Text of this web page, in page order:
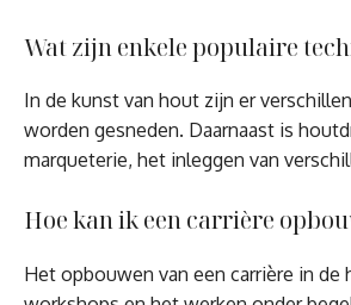
Wat zijn enkele populaire
In de kunst van hout zijn er
worden gesneden. Daarnaast is
marqueterie, het inleggen van
Hoe kan ik een carrière
Het opbouwen van een carrière in